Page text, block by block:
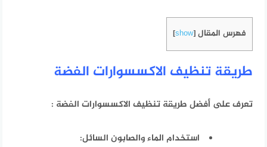
فهرس المقال [
show
]
طريقة تنظيف الاكسسوارات الفضة
تعرف على أفضل طريقة تنظيف الاكسسوارات الفضة :
استخدام الماء والصابون السائل: